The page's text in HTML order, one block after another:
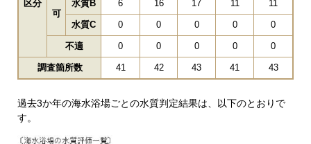
区分
可
水質B 6 16 17 11 11
水質C 0 0 0 0 0
不適 0 0 0 0 0
調査箇所数 41 42 43 41 43
過去3か年の海水浴場ごとの水質判定結果は、以下のとおりで
す。